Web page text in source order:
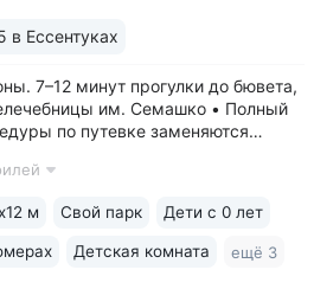
в Ессентуках
7–12 минут прогулки до бювета,
им. Семашко • Полный
по путевке заменяются
процедуры: эндоскопические
м Свой парк Дети с 0 лет
Детская комната ещё 3